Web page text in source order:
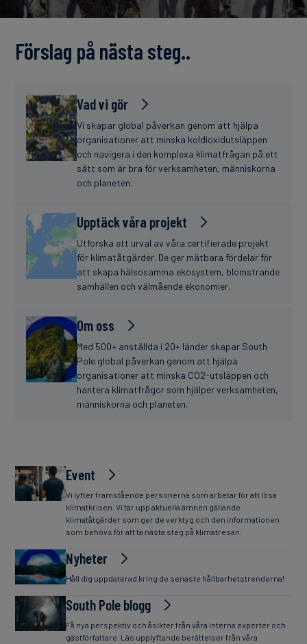
finanser
Förslag på nästa steg..
Vad vi gör
Vi skapar global påverkan genom att hjälpa
organisationer att minska koldioxidutsläppen
och navigera i den komplexa klimatfrågan på ett
sätt som är bra för verksamheten, människorna
och planeten.
Upptäck våra projekt
Utforska ett urval av våra certifierade projekt
för klimatåtgärder. De ger mätbara fördelar för
att skapa hälsosamma ekosystem, blomstrande
samhällen och välmående ekonomier.
Om oss
Med 500+ anställda i 20+ länder skapar South
Pole global påverkan genom att hjälpa
organisationer att minska CO2-utsläppen och
hantera klimatfrågor som hjälper verksamheten,
människorna och planeten.
Event
Vi lyfter framstående personerna som arbetar för att lösa
klimatkrisen. Vi tar upp aktuella ämnen gällande
klimatåtgärder som ger de verktyg och den informationen
som behövs för att ta nästa steg på klimatresan.
Nyheter
Håll dig uppdaterad kring de senaste hållbarhetstrenderna!
South Pole blogg
Få nya perspektiv och åsikter från våra interna experter och
gästförfattare. Läs upplyftande berättelser från våra